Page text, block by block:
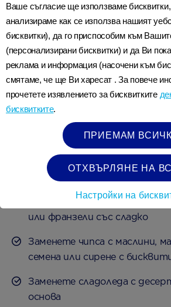
Консумирането на редовни
най-добрият начин да
получава хранителните
необходими за здравословното
така че ако откриете, че
богати на мазнини храни,
потърсите по-здравословни
Заменете шоколада със
Заменете бисквитите с
Заменете тортата с
или франзели със сладко
Заменете чипса с маслини,
семена или сирене с
Заменете сладоледа с
основа
Ваше съгласие ще използваме
анализираме как се използва нашият
бисквитки), да го приспособим към
(персонализирани бисквитки) и да Ви
реклама и информация (насочени към
смятаме, че ще Ви харесат . За повече
прочетете изявлението за бисквитките
бисквитките.
ПРИЕМАМ
ОТХВЪРЛЯНЕ НА
Настройки на